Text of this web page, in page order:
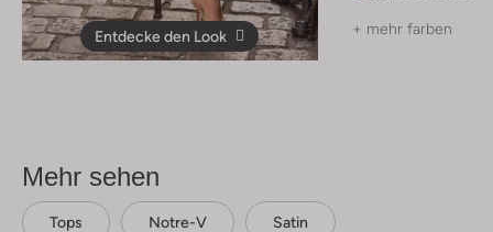
Entdecke den Look + mehr farben
Mehr sehen
Tops Notre-V Satin